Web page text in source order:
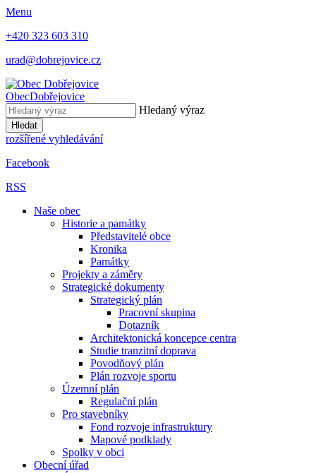
Menu
+420 323 603 310
urad@dobrejovice.cz
ObecDobřejovice
Hledaný výraz
Hledat
rozšířené vyhledávání
Facebook
RSS
Naše obec
Historie a památky
Představitelé obce
Kronika
Památky
Projekty a záměry
Strategické dokumenty
Strategický plán
Pracovní skupina
Dotazník
Architektonická koncepce centra
Studie tranzitní doprava
Povodňový plán
Plán rozvoje sportu
Územní plán
Regulační plán
Pro stavebníky
Fond rozvoje infrastruktury
Mapové podklady
Spolky v obci
Obecní úřad